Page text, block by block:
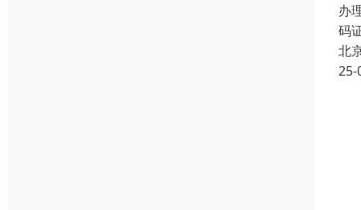
办
码
北
25-